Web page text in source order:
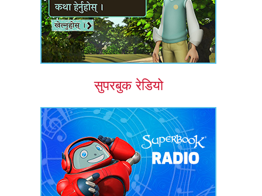
सुपरबुक रेडियो